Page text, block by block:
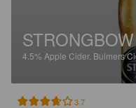
4.5% Apple Cider. Bulmers
3.7